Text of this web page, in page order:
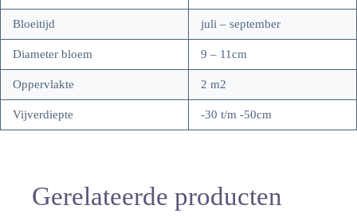
Bloeitijd juli – september
Diameter bloem 9 – 11cm
Oppervlakte 2 m2
Vijverdiepte -30 t/m -50cm
Gerelateerde producten